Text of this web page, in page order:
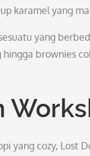
karamel yang
yang
brownies
yang cozy, Lost